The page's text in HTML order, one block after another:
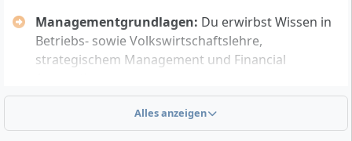
Lebenslauf mit aktuellem Passfoto
Ausweiskopie (bei internationalen Bewerbenden
Reisepass oder National Identity Card)
Du solltest ein ausgeprägtes Interesse an
wirtschaftlichen Fragestellungen und internationalen
Zusammenhängen mitbringen. Erwartet werden
Managementgrundlagen: Du erwirbst Wissen in
Betriebs- sowie Volkswirtschaftslehre,
strategischem Management und Financial
Praxisorientierte Kompetenzen:
Anwendungsprojekte, Präsentationen und
Fallstudien fördern deine Selbstständigkeit und
Alles anzeigen